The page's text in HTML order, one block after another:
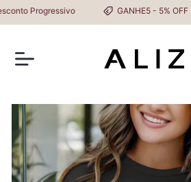
Progressivo GANHE5 - 5% OFF NA